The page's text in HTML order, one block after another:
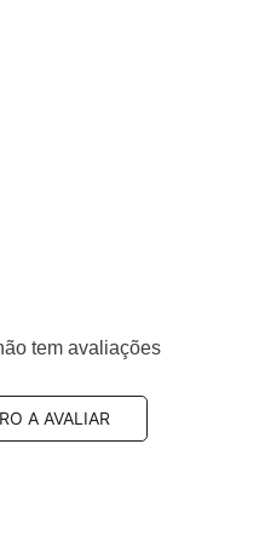
34216788284,
tem avaliações
A AVALIAR